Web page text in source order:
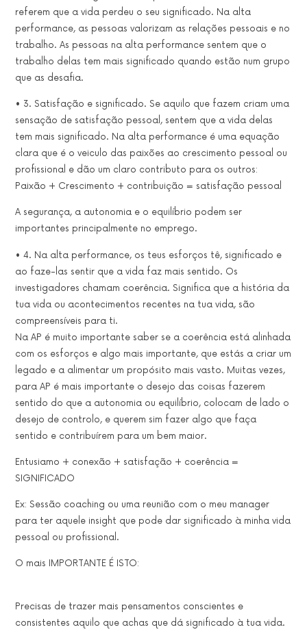
referem que a vida perdeu o seu significado. Na alta
performance, as pessoas valorizam as relações pessoais e no
trabalho. As pessoas na alta performance sentem que o
trabalho delas tem mais significado quando estão num grupo
que as desafia.
• 3. Satisfação e significado. Se aquilo que fazem criam uma
sensação de satisfação pessoal, sentem que a vida delas
tem mais significado. Na alta performance é uma equação
clara que é o veiculo das paixões ao crescimento pessoal ou
profissional e dão um claro contributo para os outros:
Paixão + Crescimento + contribuição = satisfação pessoal
A segurança, a autonomia e o equilíbrio podem ser
importantes principalmente no emprego.
• 4. Na alta performance, os teus esforços tê, significado e
ao faze-las sentir que a vida faz mais sentido. Os
investigadores chamam coerência. Significa que a história da
tua vida ou acontecimentos recentes na tua vida, são
compreensíveis para ti.
Na AP é muito importante saber se a coerência está alinhada
com os esforços e algo mais importante, que estás a criar um
legado e a alimentar um propósito mais vasto. Muitas vezes,
para AP é mais importante o desejo das coisas fazerem
sentido do que a autonomia ou equilíbrio, colocam de lado o
desejo de controlo, e querem sim fazer algo que faça
sentido e contribuírem para um bem maior.
Entusiamo + conexão + satisfação + coerência =
SIGNIFICADO
Ex: Sessão coaching ou uma reunião com o meu manager
para ter aquele insight que pode dar significado à minha vida
pessoal ou profissional.
O mais IMPORTANTE É ISTO:
Precisas de trazer mais pensamentos conscientes e
consistentes aquilo que achas que dá significado à tua vida.